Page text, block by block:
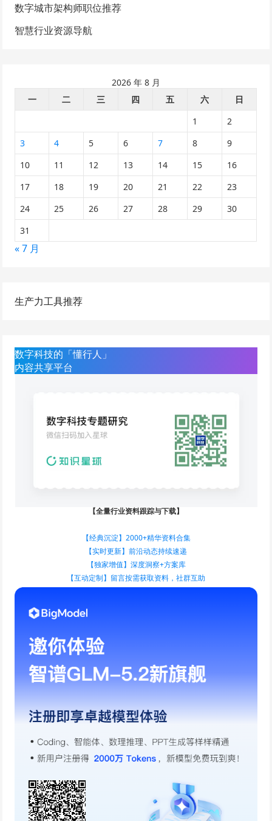
数字城市架构师职位推荐
智慧行业资源导航
2026 年 8 月
一
二 三 四 五 六
日
1
2
3
4 5 6 7 8
9
10
11 12 13 14 15
16
17
18 19 20 21 22
23
24
25 26 27 28 29
30
31
« 7 月
生产力工具推荐
数字科技的「懂行人」
内容共享平台
【全量行业资料跟踪与下载】
【经典沉淀】2000+精华资料合集
【实时更新】前沿动态持续速递
【独家增值】深度洞察+方案库
【互动定制】留言按需获取资料，社群互助